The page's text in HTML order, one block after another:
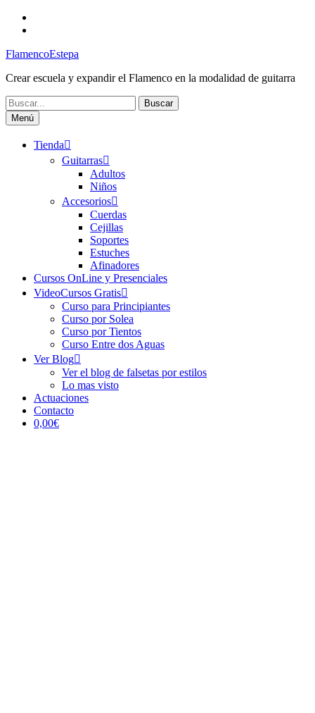
Saltar
FlamencoEstepa
Crear escuela y expandir el Flamenco en la modalidad de guitarra
Buscar:
Menú
Tienda
Guitarras
Adultos
Niños
Accesorios
Cuerdas
Cejillas
Soportes
Estuches
Afinadores
Cursos OnLine y Presenciales
VideoCursos Gratis
Curso para Principiantes
Curso por Solea
Curso por Tientos
Curso Entre dos Aguas
Ver Blog
Ver el blog de falsetas por estilos
Lo mas visto
Actuaciones
Contacto
0,00€